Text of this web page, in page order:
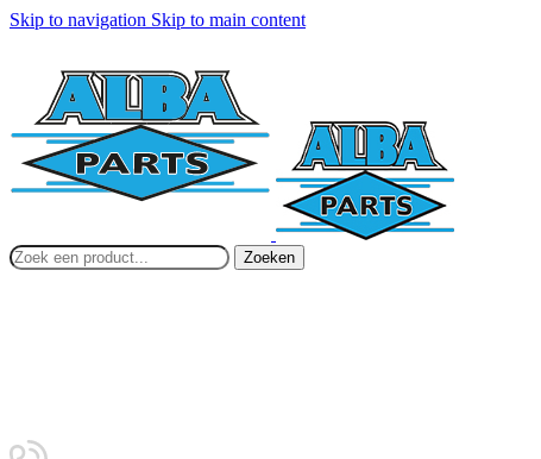
Skip to navigation Skip to main content
Zoeken